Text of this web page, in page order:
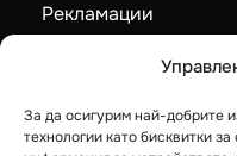
За да осигурим най-добрите
технологии като бисквитки
Рекламации
Карта на сайта
Категории